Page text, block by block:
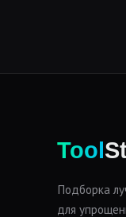
Tool
Подборка
для